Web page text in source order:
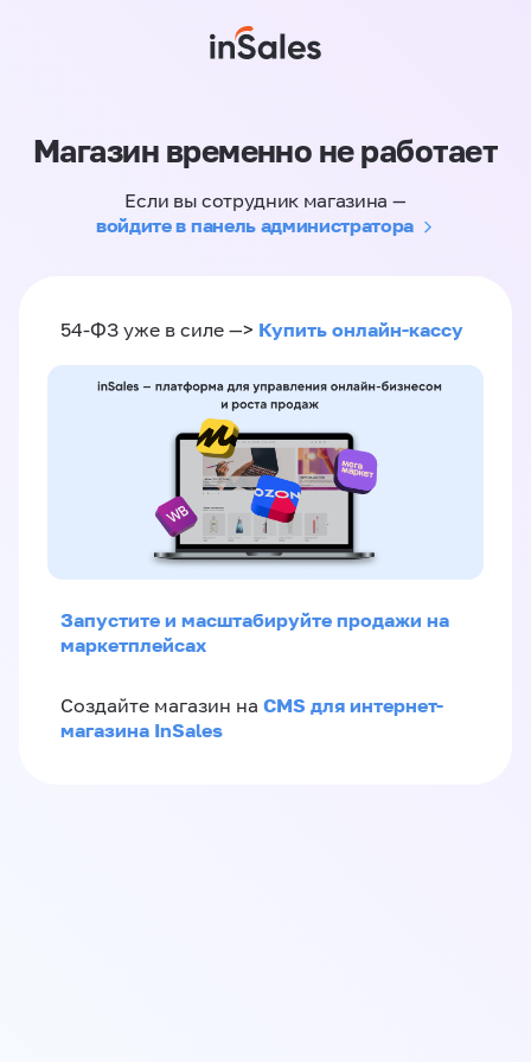
Магазин временно не работает
Если вы сотрудник магазина —
войдите в панель администратора
54-ФЗ уже в силе —> Купить онлайн-кассу
Запустите и масштабируйте продажи на
маркетплейсах
Создайте магазин на CMS для интернет-
магазина InSales